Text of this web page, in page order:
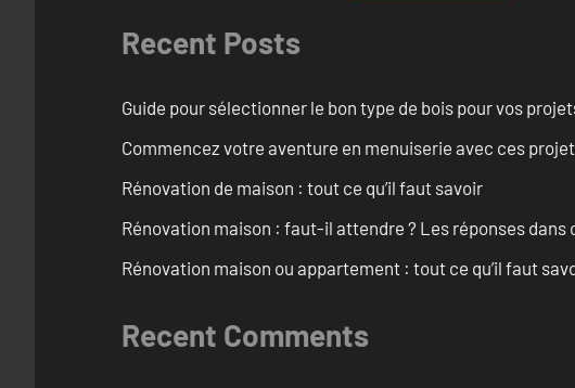
Recent Posts
Guide pour sélectionner le bon type de bois pour vos
Commencez votre aventure en menuiserie avec ces
Rénovation de maison : tout ce qu’il faut savoir
Rénovation maison : faut-il attendre ? Les réponses dans
Rénovation maison ou appartement : tout ce qu’il faut
Recent Comments